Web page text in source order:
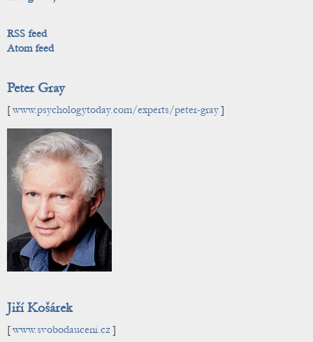
RSS feed
Atom feed
Peter Gray
[www.psychologytoday.com/experts/peter-gray]
Jiří Košárek
[www.svobodauceni.cz]